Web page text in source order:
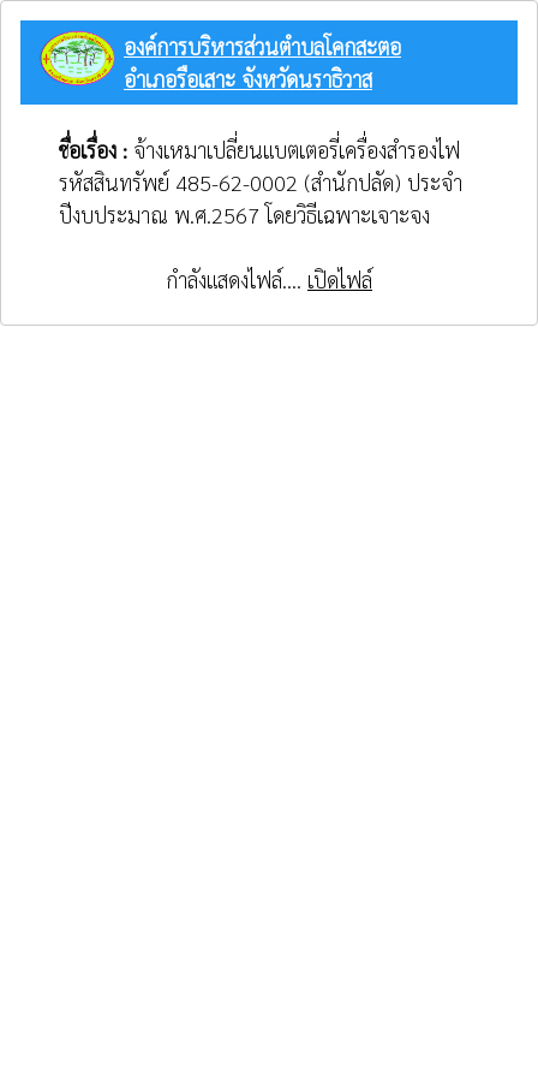
องค์การบริหารส่วนตำบลโคกสะตอ
อำเภอรือเสาะ จังหวัดนราธิวาส
ชื่อเรื่อง : จ้างเหมาเปลี่ยนแบตเตอรี่เครื่องสำรองไฟ
รหัสสินทรัพย์ 485-62-0002 (สำนักปลัด) ประจำ
ปีงบประมาณ พ.ศ.2567 โดยวิธีเฉพาะเจาะจง
กำลังแสดงไฟล์.... เปิดไฟล์